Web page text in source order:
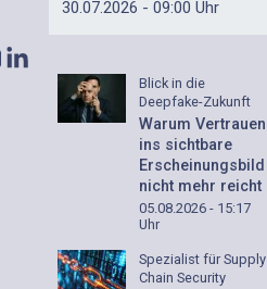
30.07.2026 - 09:00 Uhr
Blick in die
Deepfake-Zukunft
Warum Vertrauen
ins sichtbare
Erscheinungsbild
nicht mehr reicht
05.08.2026 - 15:17
Uhr
Spezialist für Supply
Chain Security